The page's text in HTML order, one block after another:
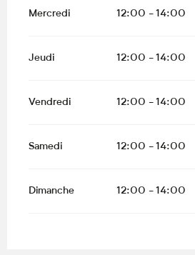
Mercredi 12:00 - 14:00
Jeudi 12:00 - 14:00
Vendredi 12:00 - 14:00
Samedi 12:00 - 14:00
Dimanche 12:00 - 14:00